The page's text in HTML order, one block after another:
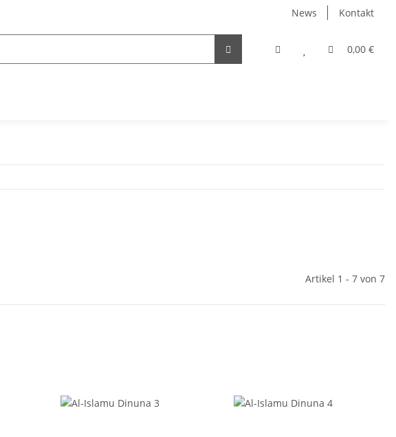
News Kontakt
0,00 €
Artikel 1 - 7 von 7